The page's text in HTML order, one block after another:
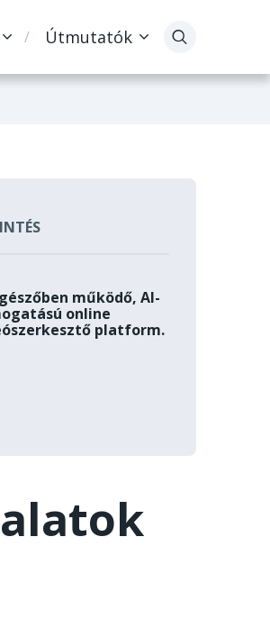
Útmutatók
működő, AI-
online
platform.